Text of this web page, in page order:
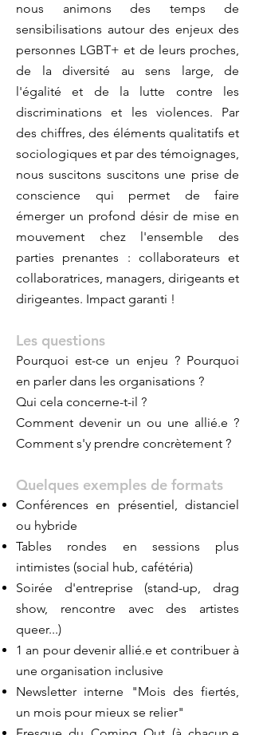
nous animons des temps de
sensibilisations autour des enjeux des
personnes LGBT+ et de leurs proches,
de la diversité au sens large, de
l'égalité et de la lutte contre les
discriminations et les violences. Par
des chiffres, des éléments qualitatifs et
sociologiques et par des témoignages,
nous suscitons suscitons une prise de
conscience qui permet de faire
émerger un profond désir de mise en
mouvement chez l'ensemble des
parties prenantes : collaborateurs et
collaboratrices, managers, dirigeants et
dirigeantes. Impact garanti !
Les questions
Pourquoi est-ce un enjeu ? Pourquoi
en parler dans les organisations ?
Qui cela concerne-t-il ?
Comment devenir un ou une allié.e ?
Comment s'y prendre concrètement ?
Quelques exemples de formats
Conférences en présentiel, distanciel
ou hybride
Tables rondes en sessions plus
intimistes (social hub, cafétéria)
Soirée d'entreprise (stand-up, drag
show, rencontre avec des artistes
queer...)
1 an pour devenir allié.e et contribuer à
une organisation inclusive
Newsletter interne "Mois des fiertés,
un mois pour mieux se relier"